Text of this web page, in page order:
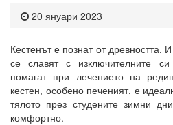
20 януари 2023
Кестенът е познат от древността.
се славят с изключителните
помагат при лечението на
кестен, особено печеният, е
тялото през студените зимни
комфортно.